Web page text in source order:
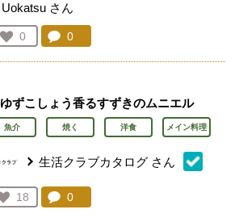
Uokatsu さん
お気に入り登録：
0
人が登録
コメント：
0
ゆずこしょう香るすずきのムニエル
魚介 焼く 洋食 メイン料理
生活クラブカタログ さん
お気に入り登録：
18
人が登録
コメント：
0